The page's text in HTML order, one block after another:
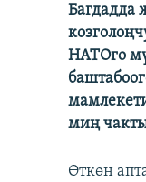
Багдадда
НАТОго
миң
Өткөн